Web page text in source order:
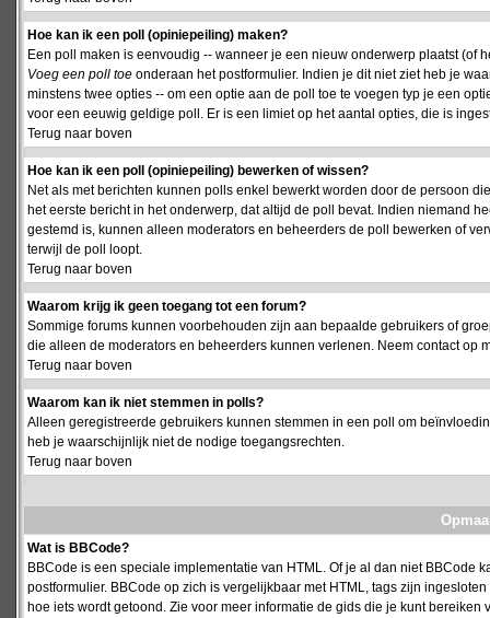
Hoe kan ik een poll (opiniepeiling) maken?
Een poll maken is eenvoudig -- wanneer je een nieuw onderwerp plaatst (of
Voeg een poll toe onderaan het postformulier. Indien je dit niet ziet heb je
minstens twee opties -- om een optie aan de poll toe te voegen typ je een
voor een eeuwig geldige poll. Er is een limiet op het aantal opties, die is
Terug naar boven
Hoe kan ik een poll (opiniepeiling) bewerken of wissen?
Net als met berichten kunnen polls enkel bewerkt worden door de persoon
het eerste bericht in het onderwerp, dat altijd de poll bevat. Indien niemand
gestemd is, kunnen alleen moderators en beheerders de poll bewerken of
terwijl de poll loopt.
Terug naar boven
Waarom krijg ik geen toegang tot een forum?
Sommige forums kunnen voorbehouden zijn aan bepaalde gebruikers of
die alleen de moderators en beheerders kunnen verlenen. Neem contact op
Terug naar boven
Waarom kan ik niet stemmen in polls?
Alleen geregistreerde gebruikers kunnen stemmen in een poll om
heb je waarschijnlijk niet de nodige toegangsrechten.
Terug naar boven
Wat is BBCode?
BBCode is een speciale implementatie van HTML. Of je al dan niet
postformulier. BBCode op zich is vergelijkbaar met HTML, tags zijn
hoe iets wordt getoond. Zie voor meer informatie de gids die je kunt bereiken